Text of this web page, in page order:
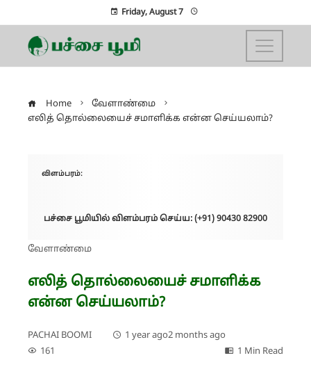
Friday, August 7
Home
வேளாண்மை
எலித் தொல்லையைச் சமாளிக்க என்ன செய்யலாம்?
விளம்பரம்:
பச்சை பூமியில் விளம்பரம் செய்ய: (+91) 90430 82900
வேளாண்மை
எலித் தொல்லையைச் சமாளிக்க
என்ன செய்யலாம்?
PACHAI BOOMI 1 year ago2 months ago
161
1 Min Read